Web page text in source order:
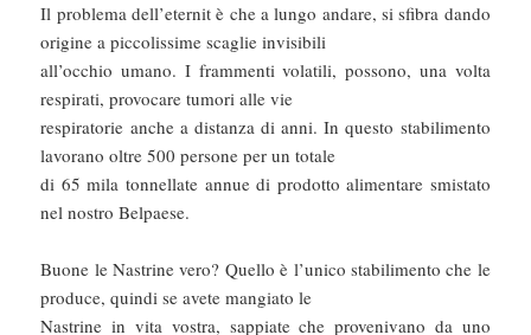
Il problema dell’eternit è che a lungo andare, si sfibra dando
origine a piccolissime scaglie invisibili
all’occhio umano. I frammenti volatili, possono, una volta
respirati, provocare tumori alle vie
respiratorie anche a distanza di anni. In questo stabilimento
lavorano oltre 500 persone per un totale
di 65 mila tonnellate annue di prodotto alimentare smistato
nel nostro Belpaese.
Buone le Nastrine vero? Quello è l’unico stabilimento che le
produce, quindi se avete mangiato le
Nastrine in vita vostra, sappiate che provenivano da uno